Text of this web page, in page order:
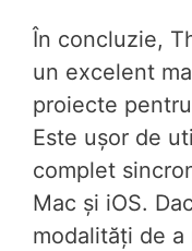
În concluzie,
un excelent
proiecte
Este ușor de
complet
Mac și iOS.
modalități de a